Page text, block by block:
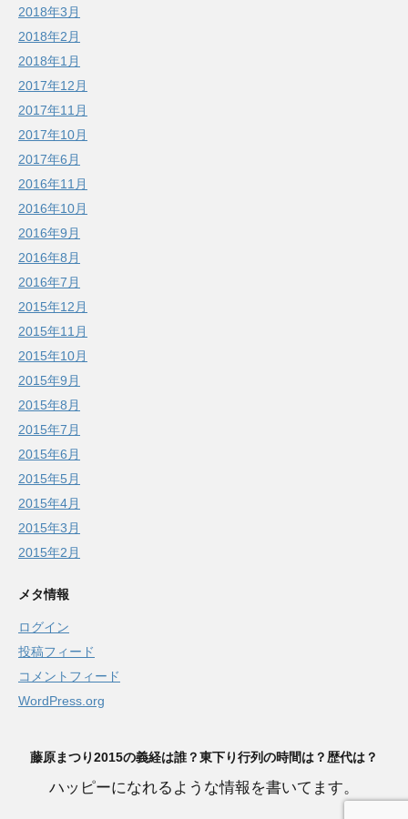
2018年3月
2018年2月
2018年1月
2017年12月
2017年11月
2017年10月
2017年6月
2016年11月
2016年10月
2016年9月
2016年8月
2016年7月
2015年12月
2015年11月
2015年10月
2015年9月
2015年8月
2015年7月
2015年6月
2015年5月
2015年4月
2015年3月
2015年2月
メタ情報
ログイン
投稿フィード
コメントフィード
WordPress.org
藤原まつり2015の義経は誰？東下り行列の時間は？歴代は？
ハッピーになれるような情報を書いてます。